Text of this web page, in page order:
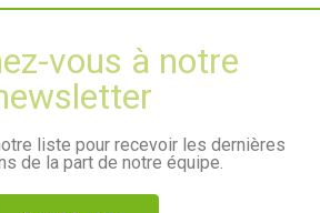
vous à notre
liste pour recevoir les dernières
de la part de notre équipe.